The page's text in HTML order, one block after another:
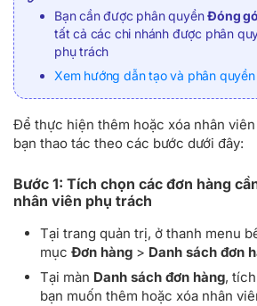
Bạn cần được phân quyềnĐóng
tất cả các chi nhánh được phân
phụ trách
Xem hướng dẫn tạo và phân
Để thực hiện thêm hoặc xóa nhân
bạn thao tác theo các bước dưới đây:
Bước 1: Tích chọn các đơn hàng
nhân viên phụ trách
Tại trang quản trị, ở thanh menu
mục Đơn hàng > Danh sách đơn
Tại màn Danh sách đơn hàng,
bạn muốn thêm hoặc xóa nhân